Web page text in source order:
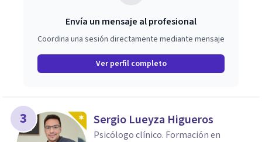
Envía un mensaje al profesional
Coordina una sesión directamente mediante mensaje
Ver perfil completo
3 Sergio Lueyza Higueros
Psicólogo clínico. Formación en